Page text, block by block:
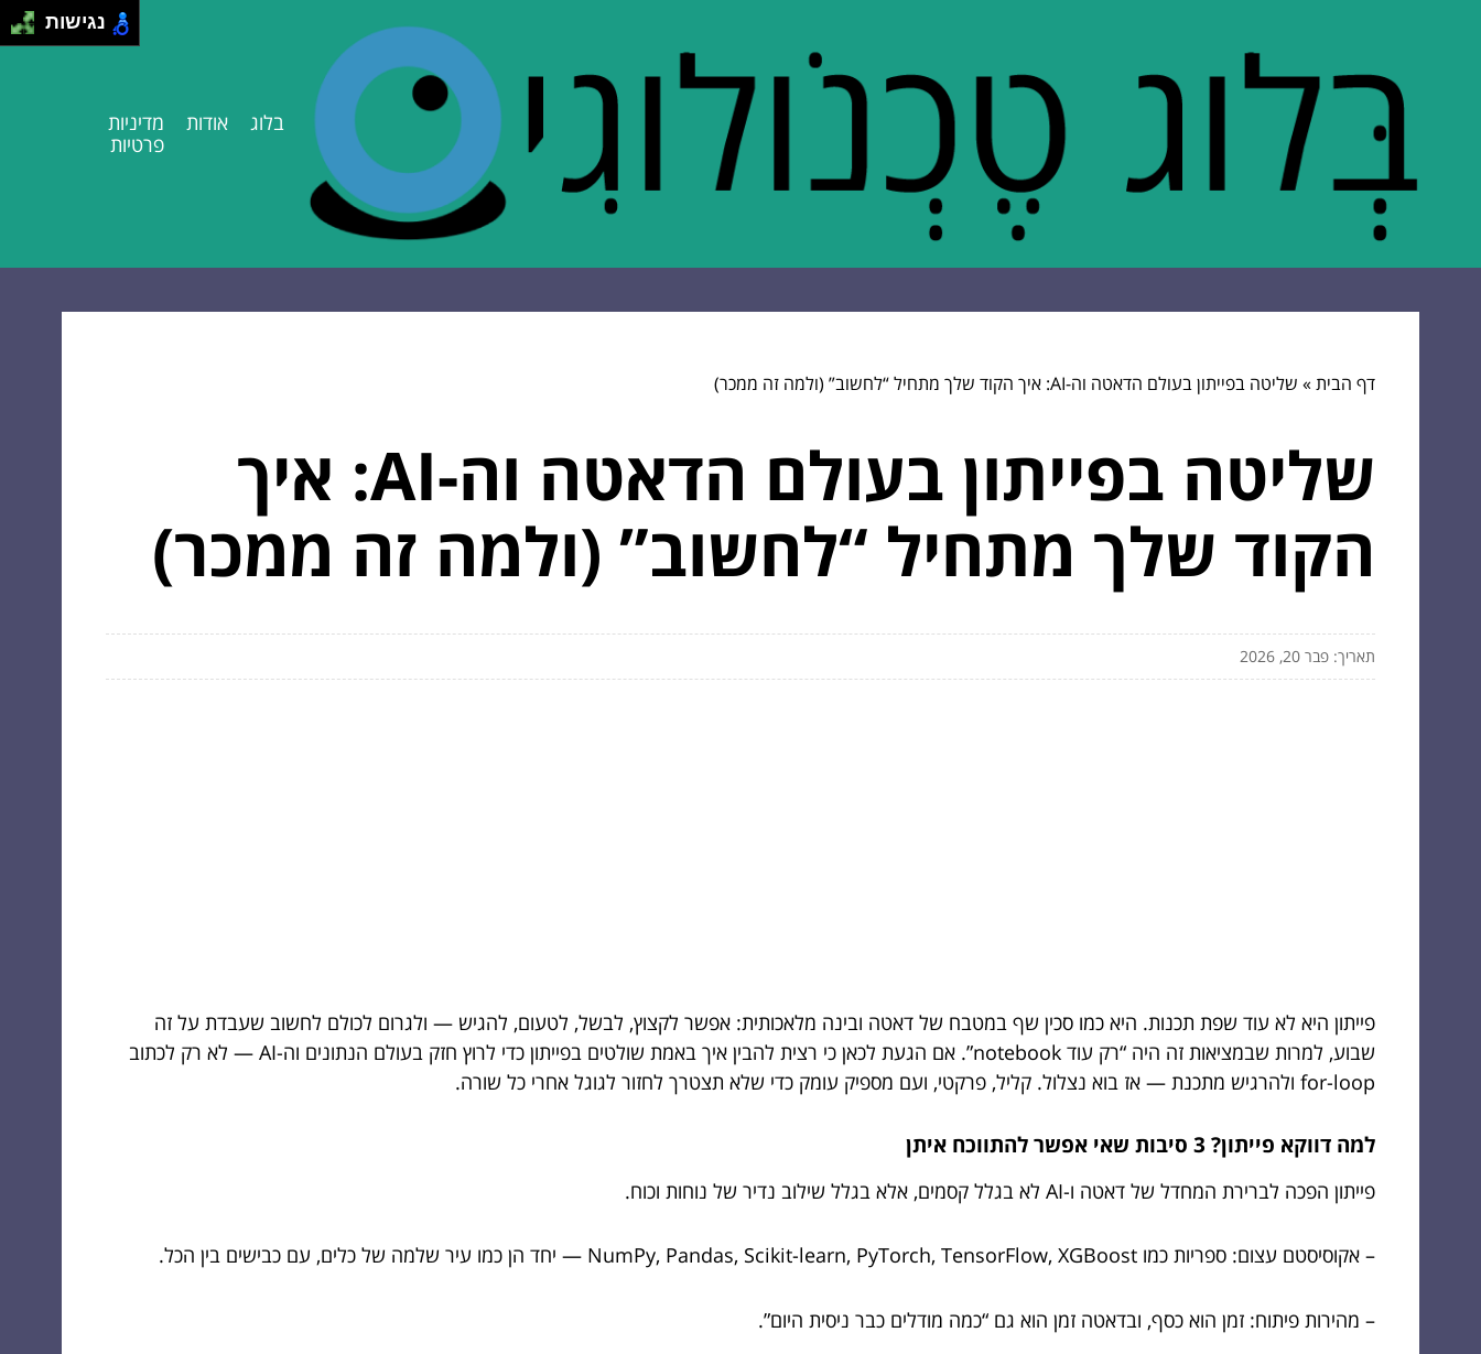
בלוג אודות
מדיניות
פרטיות
דף הבית» שליטה בפייתון בעולם הדאטה וה-AI: איך הקוד שלך מתחיל “לחשוב” (ולמה זה ממכר)
שליטה בפייתון בעולם הדאטה וה-AI: איך
הקוד שלך מתחיל “לחשוב” (ולמה זה ממכר)
תאריך: פבר 20, 2026
פייתון היא לא עוד שפת תכנות. היא כמו סכין שף במטבח של דאטה ובינה מלאכותית: אפשר לקצוץ, לבשל, לטעום, להגיש — ולגרום לכולם לחשוב שעבדת על זה
שבוע, למרות שבמציאות זה היה “רק עוד notebook”. אם הגעת לכאן כי רצית להבין איך באמת שולטים בפייתון כדי לרוץ חזק בעולם הנתונים וה-AI — לא רק לכתוב
for-loop ולהרגיש מתכנת — אז בוא נצלול. קליל, פרקטי, ועם מספיק עומק כדי שלא תצטרך לחזור לגוגל אחרי כל שורה.
למה דווקא פייתון? 3 סיבות שאי אפשר להתווכח איתן
פייתון הפכה לברירת המחדל של דאטה ו-AI לא בגלל קסמים, אלא בגלל שילוב נדיר של נוחות וכוח.
– אקוסיסטם עצום: ספריות כמו NumPy, Pandas, Scikit-learn, PyTorch, TensorFlow, XGBoost — יחד הן כמו עיר שלמה של כלים, עם כבישים בין הכל.
– מהירות פיתוח: זמן הוא כסף, ובדאטה זמן הוא גם “כמה מודלים כבר ניסית היום”.
נגישות